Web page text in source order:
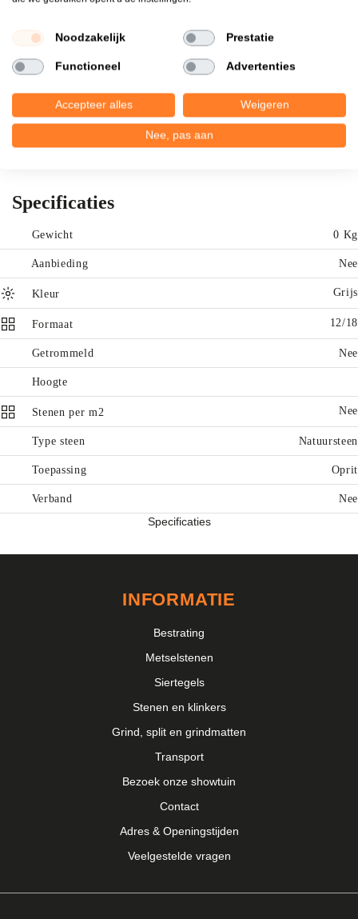
Deze eigenschappen zorgen ervoor dat de
Nordic grey grind een luxueuze en uitermate
stijlvolle uitstraling heeft. Gewicht ongeveer
1500 kg.
Specificaties
Gewicht 0 Kg
Aanbieding Nee
Kleur Grijs
Formaat 12/18
Getrommeld Nee
Hoogte
Stenen per m2 Nee
Type steen Natuursteen
Toepassing Oprit
Verband Nee
Specificaties
INFORMATIE
Bestrating
Metselstenen
Siertegels
Stenen en klinkers
Grind, split en grindmatten
Transport
Bezoek onze showtuin
Contact
Adres & Openingstijden
Veelgestelde vragen
Noodzakelijk Prestatie
Functioneel Advertenties
Accepteer alles Weigeren
Nee, pas aan